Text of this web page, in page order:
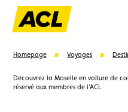
Homepage Voyages
Découvrez la Moselle en voiture de
réservé aux membres de l’ACL